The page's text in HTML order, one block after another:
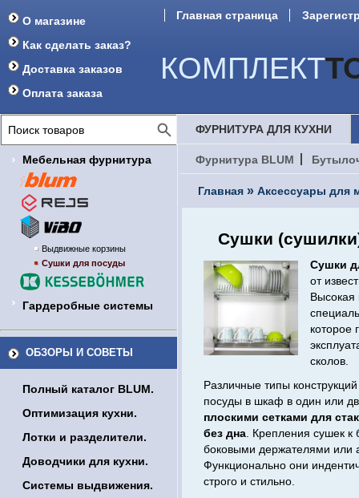
О магазине
Как сделать заказ?
Доставка заказов
Оплата заказа
Главная страница
КОМПЛЕКТ
Мебельная фурнитура
Выдвижные корзины
Сушки для посуды
Гардеробные системы
ОБЗОРЫ И СОВЕТЫ
Полный каталог BLUM.
Оптимизация кухни.
Лотки и разделители.
Доводчики для кухни.
Системы выдвижения.
ФУРНИТУРА ДЛЯ КУХНИ
Фурнитура BLUM
Главная » Аксессуары для
Сушки
Сушки
от
Высокая
которое
сколов.
Различные типы
посуды в шкаф в один или
плоскими сетками для
без дна . Крепления сушек к
боковыми держателями
Функционально они
строго и стильно.